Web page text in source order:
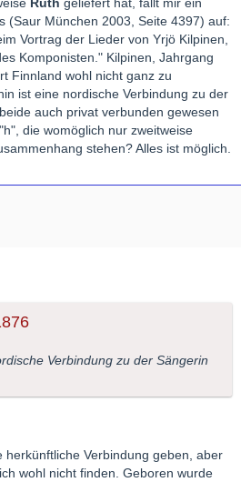
Ruth geliefert hat, fällt mir ein
(Saur München 2003, Seite 4397) auf:
Vortrag der Lieder von Yrjö Kilpinen,
Komponisten." Kilpinen, Jahrgang
Finnland wohl nicht ganz zu
ist eine nordische Verbindung zu der
auch privat verbunden gewesen
die womöglich nur zweitweise
stehen? Alles ist möglich.
Verbindung zu der Sängerin
Verbindung geben, aber
wohl nicht finden. Geboren wurde